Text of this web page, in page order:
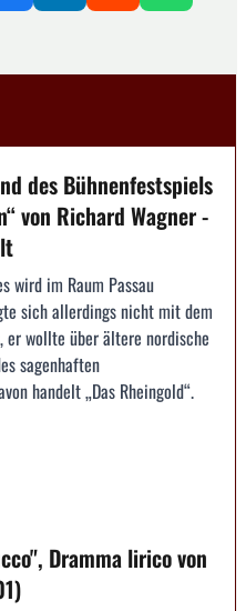
des Bühnenfestspiels
von Richard Wagner -
wird im Raum Passau
sich allerdings nicht mit dem
er wollte über ältere nordische
sagenhaften
handelt „Das Rheingold“.
Dramma lirico von